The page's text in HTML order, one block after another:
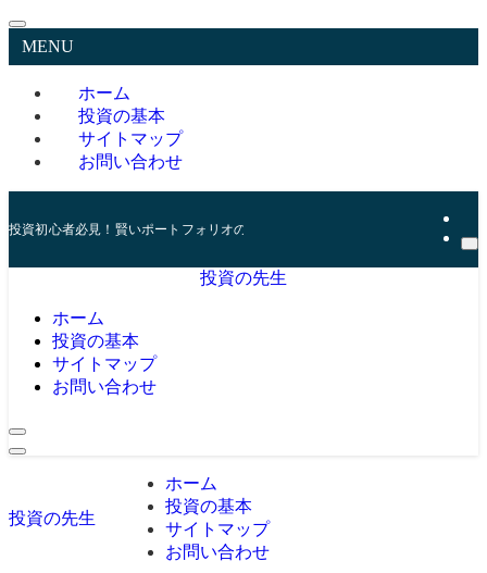
MENU
ホーム
投資の基本
サイトマップ
お問い合わせ
投資初心者必見！賢いポートフォリオの組み方とリスク管理の秘訣
投資の先生
ホーム
投資の基本
サイトマップ
お問い合わせ
投資の先生
ホーム
投資の基本
サイトマップ
お問い合わせ